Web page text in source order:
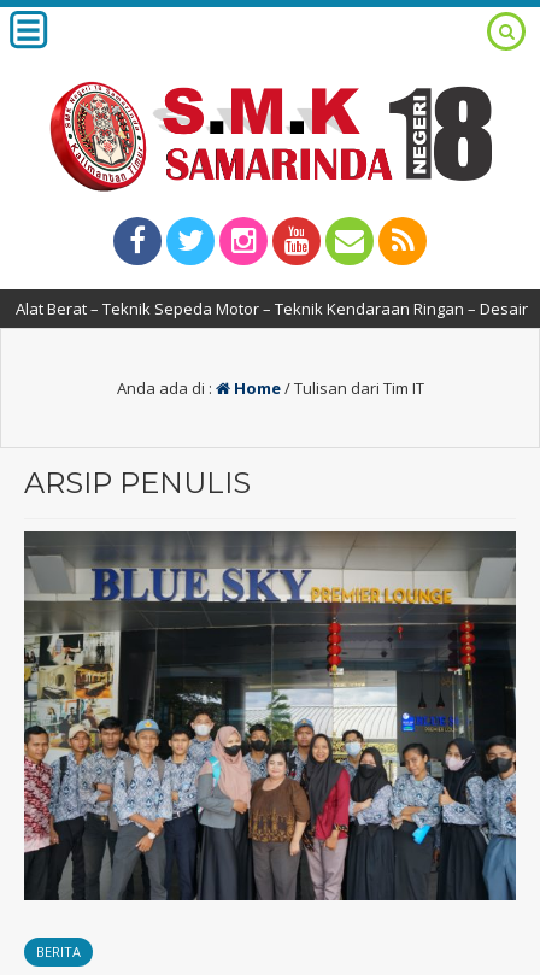
Motor – Teknik Kendaraan Ringan – Desain Komunikasi
Anda ada di : Home/Tulisan dari Tim IT
ARSIP PENULIS
BERITA